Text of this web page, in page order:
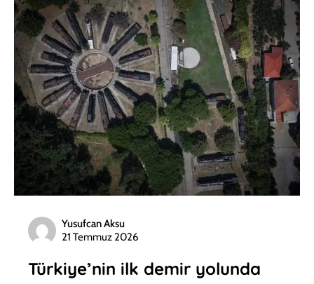
Yusufcan Aksu
21 Temmuz 2026
Türkiye’nin ilk demir yolunda